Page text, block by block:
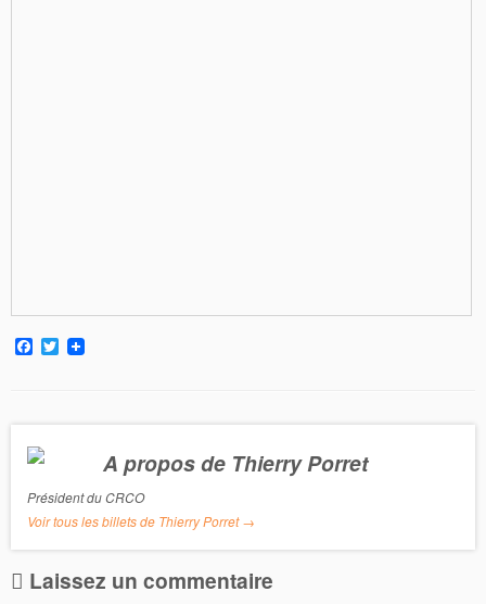
F
a
o
o
k
T
w
e
A propos de Thierry Porret
Président du CRCO
Voir tous les billets de Thierry Porret→
Laissez un commentaire